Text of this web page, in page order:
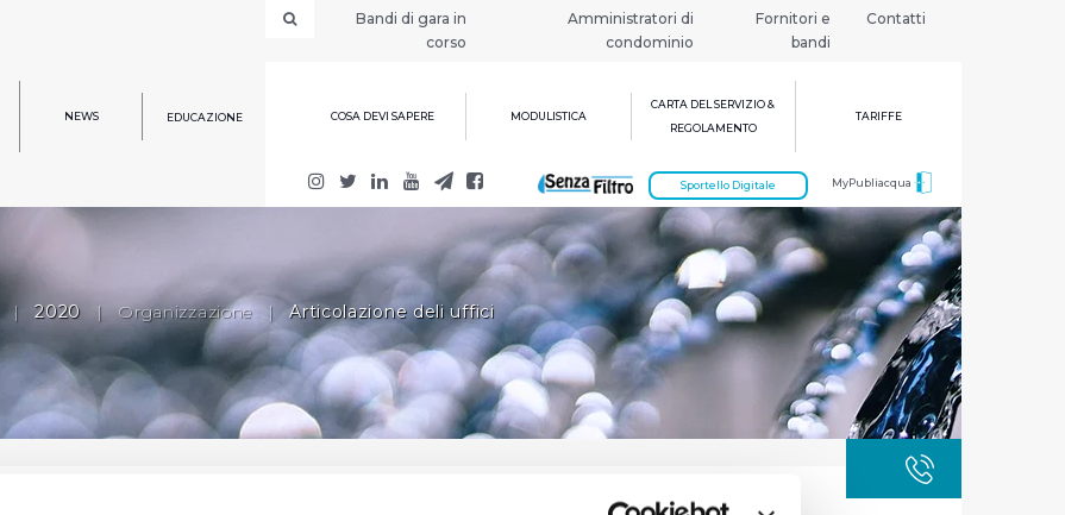
Bandi di gara in
corso
Amministratori di
condominio
Fornitori e
bandi
Contatti
NEWS EDUCAZIONE COSA DEVI SAPERE MODULISTICA
CARTA DEL SERVIZIO &
REGOLAMENTO
TARIFFE
MyPubliacqua
Sportello Digitale
| 2020 | Organizzazione | Articolazione deli uffici